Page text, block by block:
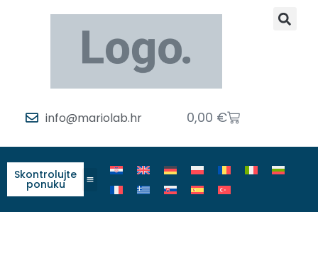
info@mariolab.hr 0,00 €
Skontrolujte
ponuku